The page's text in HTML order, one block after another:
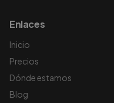
Enlaces
Inicio
Precios
Dónde estamos
Blog